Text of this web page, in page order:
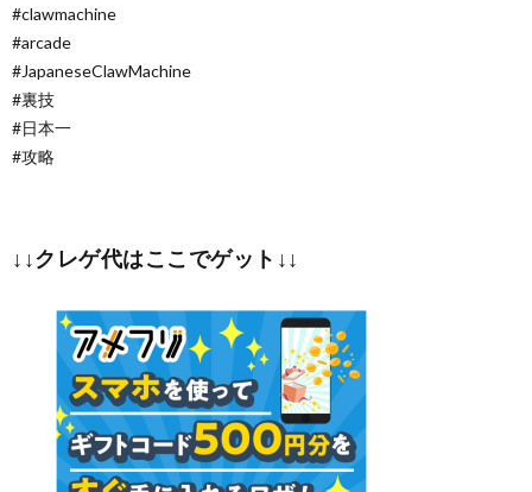
#clawmachine
#arcade
#JapaneseClawMachine
#裏技
#日本一
#攻略
↓↓クレゲ代はここでゲット↓↓